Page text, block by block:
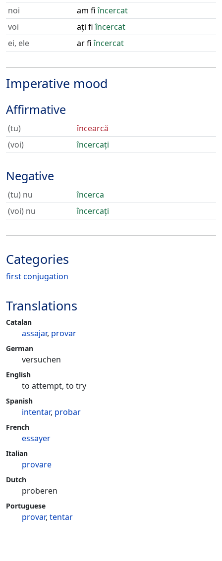
noi
am fiîncercat
voi
ați fiîncercat
ei, ele
ar fiîncercat
Imperative mood
Affirmative
(tu)
încearcă
(voi)
încercați
Negative
(tu) nu
încerca
(voi) nu
încercați
Categories
first conjugation
Translations
Catalan
assajar, provar
German
versuchen
English
to attempt, to try
Spanish
intentar, probar
French
essayer
Italian
provare
Dutch
proberen
Portuguese
provar, tentar